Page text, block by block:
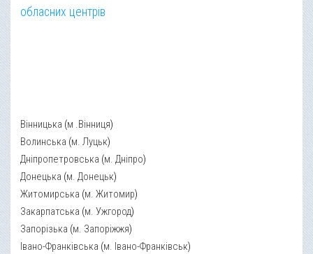
обласних центрів
Вінницька (м .Вінниця)
Волинська (м. Луцьк)
Дніпропетровська (м. Дніпро)
Донецька (м. Донецьк)
Житомирська (м. Житомир)
Закарпатська (м. Ужгород)
Запорізька (м. Запоріжжя)
Івано-Франківська (м. Івано-Франківськ)